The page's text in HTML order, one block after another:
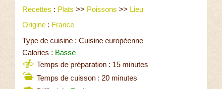
Recettes : Plats >> Poissons >> Lieu
Origine : France
Type de cuisine : Cuisine européenne
Calories : Basse
Temps de préparation : 15 minutes
Temps de cuisson : 20 minutes